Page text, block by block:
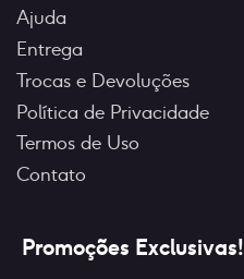
Ajuda
Entrega
Trocas e Devoluções
Política de Privacidade
Termos de Uso
Contato
Promoções Exclusivas!